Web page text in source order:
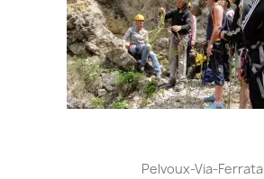
Pelvoux-Via-Ferrata